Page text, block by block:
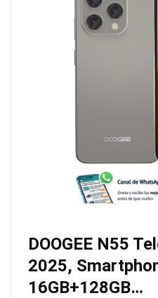
DOOGEE N55
2025,
16GB+128GB…